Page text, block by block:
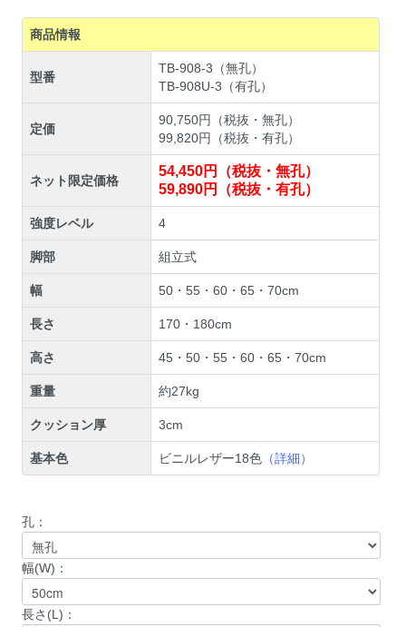
商品情報
型番
TB-908-3（無孔）
TB-908U-3（有孔）
定価
90,750円（税抜・無孔）
99,820円（税抜・有孔）
ネット限定価格
54,450円（税抜・無孔）
59,890円（税抜・有孔）
強度レベル 4
脚部 組立式
幅 50・55・60・65・70cm
長さ 170・180cm
高さ 45・50・55・60・65・70cm
重量 約27kg
クッション厚 3cm
基本色 ビニルレザー18色 （詳細）
孔：
幅(W)：
長さ(L)：